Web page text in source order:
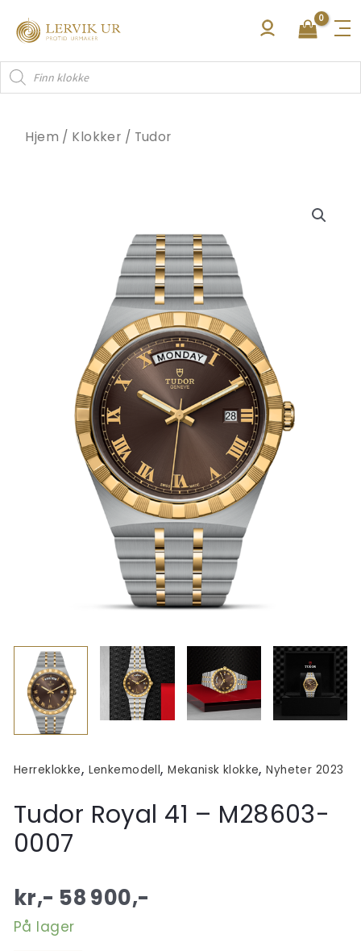
rett
innholdet
Products
search
Hjem / Klokker / Tudor
Herreklokke, Lenkemodell,Mekanisk klokke,Nyheter 2023
Tudor Royal 41 – M28603-
0007
kr,- 58 900,-
På lager